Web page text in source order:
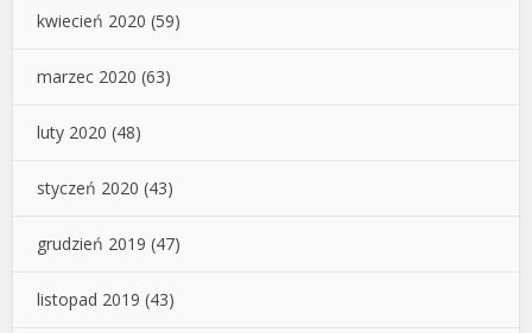
kwiecień 2020 (59)
marzec 2020 (63)
luty 2020 (48)
styczeń 2020 (43)
grudzień 2019 (47)
listopad 2019 (43)